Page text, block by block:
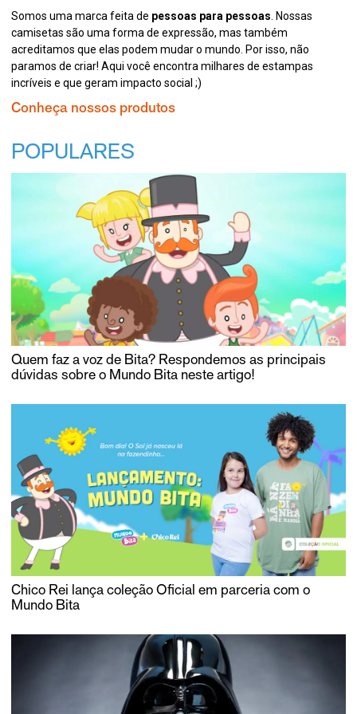
Somos uma marca feita de pessoas para pessoas . Nossas
camisetas são uma forma de expressão, mas também
acreditamos que elas podem mudar o mundo. Por isso, não
paramos de criar! Aqui você encontra milhares de estampas
incríveis e que geram impacto social ;)
Conheça nossos produtos
POPULARES
Quem faz a voz de Bita? Respondemos as principais
dúvidas sobre o Mundo Bita neste artigo!
Chico Rei lança coleção Oficial em parceria com o
Mundo Bita